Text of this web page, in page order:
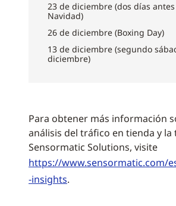
23 de diciembre (dos días
Navidad)
26 de diciembre (Boxing Day)
13 de diciembre (segundo
diciembre)
Para obtener más información
análisis del tráfico en tienda y la
Sensormatic Solutions, visite
https://www.sensormatic.com/
-insights.